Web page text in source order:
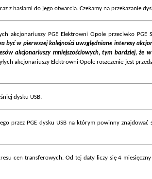
z hasłami do jego otwarcia. Czekamy na przekazanie
PGE Elektrowni Opole przeciwko PGE
w pierwszej kolejności uwzględniane interesy
akcjonariuszy mniejszościowych, tym bardziej, że
akcjonariuszy Elektrowni Opole roszczenie jest
dysku USB.
przez PGE dysku USB na którym powinny
cen transferowych. Od tej daty liczy się 4